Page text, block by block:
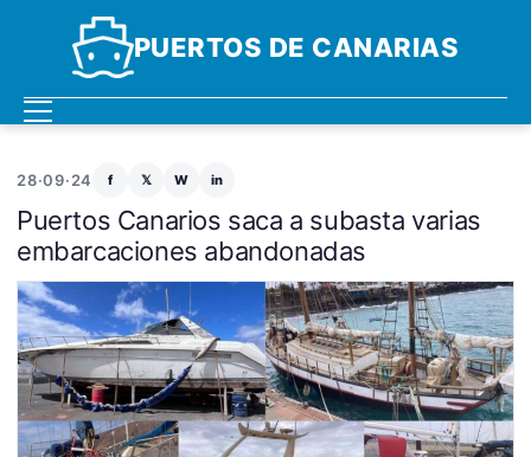
PUERTOS DE CANARIAS
28·09·24 f 𝕏 W in
Puertos Canarios saca a subasta varias
embarcaciones abandonadas